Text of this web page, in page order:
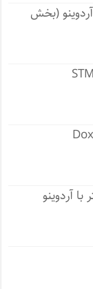
(بخش
آردوینو